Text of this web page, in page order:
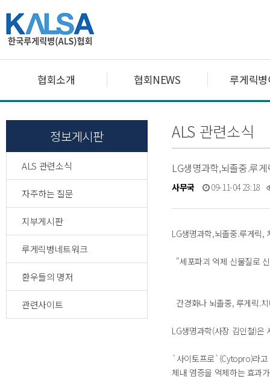
협회소개 협회NEWS 루게릭
정보게시판
ALS 관련소식
자주하는 질문
지부게시판
루게릭병네트워크
환우들의 명저
관련사이트
ALS 관련소식
LG생명과학,뇌졸중.루
사무국 09-11-04 23:18
LG생명과학,뇌졸중.루게릭,
"세포파괴 억제 신물질로
간경화나 뇌졸중, 루게릭.
LG생명과학(사장 김인철)은
`사이토프로`(Cytopro)라고
체내 염증을 억제하는 효과